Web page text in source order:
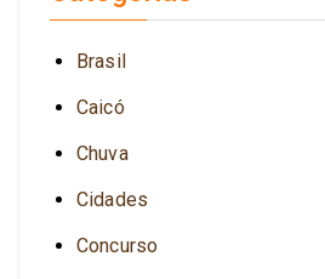
Brasil
Caicó
Chuva
Cidades
Concurso